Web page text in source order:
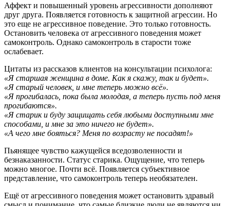
Аффект и повышенный уровень агрессивности дополняют
друг друга. Появляется готовность к защитной агрессии. Но
это еще не агрессивное поведение. Это только готовность.
Остановить человека от агрессивного поведения может
самоконтроль. Однако самоконтроль в старости тоже
ослабевает.
Цитаты из рассказов клиентов на консультации психолога:
«Я старшая женщина в доме. Как я скажу, так и будет».
«Я старый человек, и мне теперь можно всё».
«Я прогибалась, пока была молодая, а теперь пусть под меня
прогибаются».
«Я старик и буду защищать себя любыми доступными мне
способами, и мне за это ничего не будет».
«А чего мне бояться? Меня по возрасту не посадят!»
Пьянящее чувство кажущейся вседозволенности и
безнаказанности. Статус старика. Ощущение, что теперь
можно многое. Почти всё. Появляется субъективное
представление, что самоконтроль теперь необязателен.
Ещё от агрессивного поведения может остановить здравый